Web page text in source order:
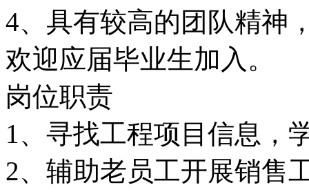
4、具有较高的团队精神
欢迎应届毕业生加入。
岗位职责
1、寻找工程项目信息，
2、辅助老员工开展销售